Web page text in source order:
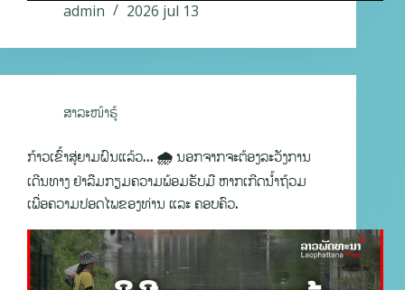
admin 2026 jul 13
ສາລະໜ້າຮູ້
ກ້າວເຂົ້າສູ່ຍາມຝົນແລ້ວ… 🌧️ ນອກຈາກຈະຕ້ອງລະວັງການ
ເດີນທາງ ຢ່າລືມກຽມຄວາມພ້ອມຮັບມື ຫາກເກີດນ້ຳຖ້ວມ
ເພື່ອຄວາມປອດໄພຂອງທ່ານ ແລະ ຄອບຄົວ.